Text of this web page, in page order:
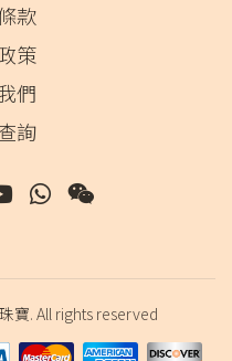
款
策
們
詢
寶. All rights reserved